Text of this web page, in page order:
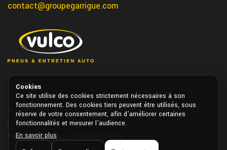
contact@groupegarrigue.com
© Copyright GROUPE GARRIGUE VULCO 2026. Tous droits
réservés.
Mentions légales
Cookies
Ce site utilise des cookies strictement nécessaires à son
fonctionnement. Des cookies tiers peuvent être utilisés, sous
réserve de votre consentement, afin d’améliorer certaines
fonctionnalités et mesurer l’audience.
En savoir plus